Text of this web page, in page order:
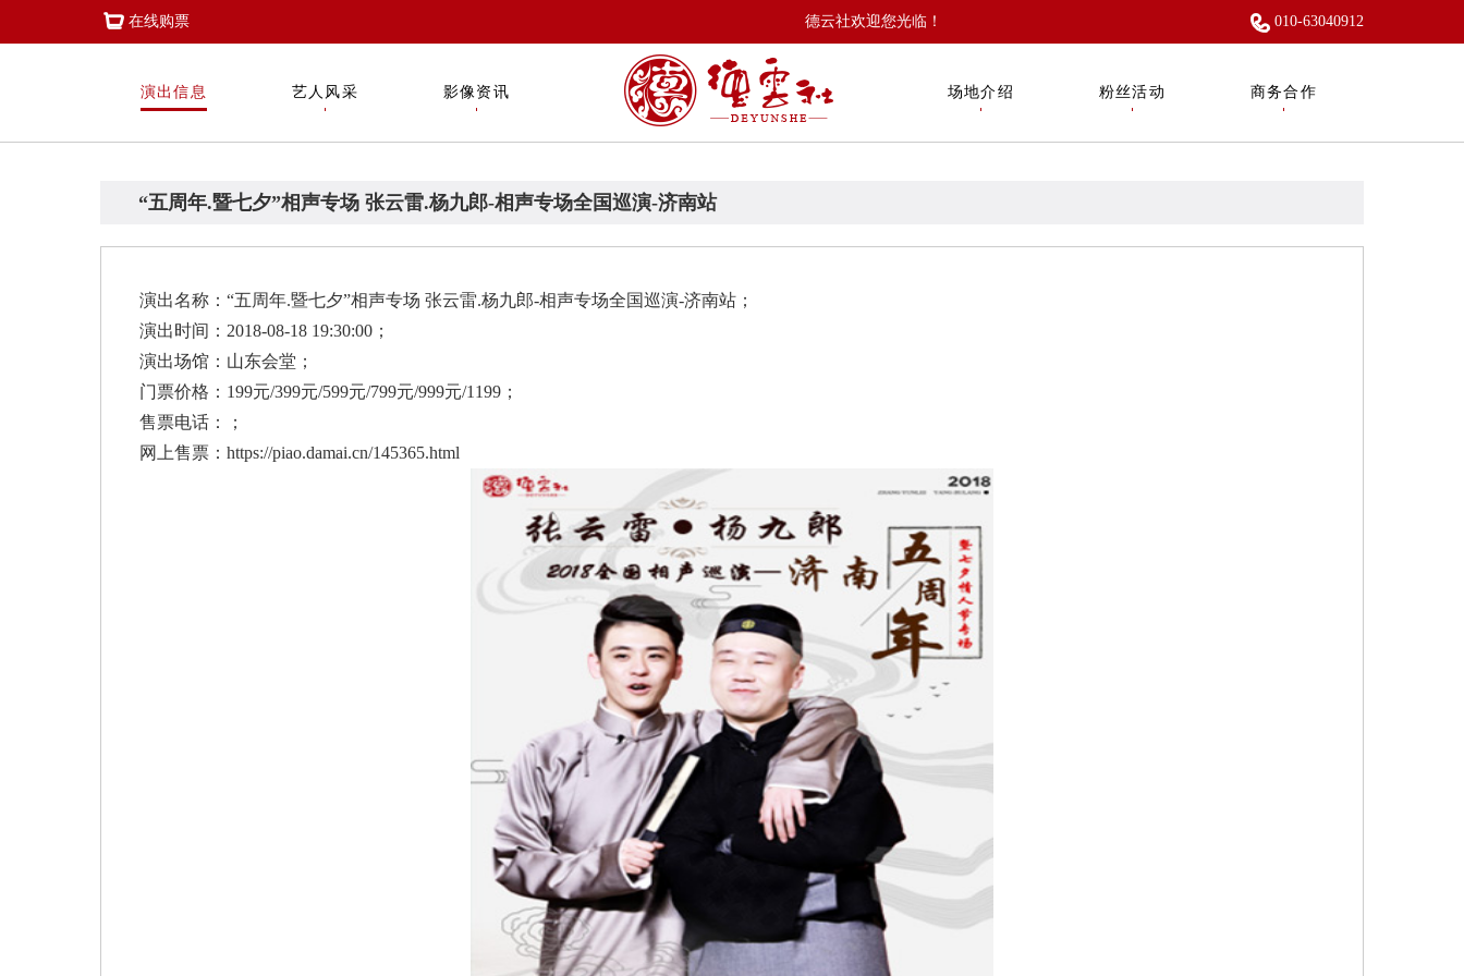
在线购票 010-63040912
德云社欢迎您光临！
演出信息 艺人风采 影像资讯 场地介绍 粉丝活动 商务合作
“五周年.暨七夕”相声专场 张云雷.杨九郎-相声专场全国巡演-济南站
演出名称：“五周年.暨七夕”相声专场 张云雷.杨九郎-相声专场全国巡演-济南站；
演出时间：2018-08-18 19:30:00；
演出场馆：山东会堂；
门票价格：199元/399元/599元/799元/999元/1199；
售票电话：；
网上售票：https://piao.damai.cn/145365.html